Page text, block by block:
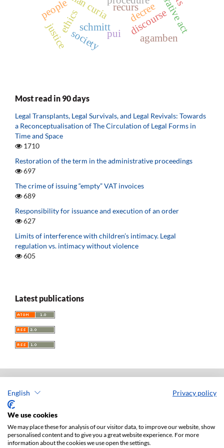
English Privacy policy
We use cookies
We may place these for analysis of our visitor data, to improve our website, show
personalised content and to give you a great website experience. For more
information about the cookies we use open the settings.
ethics discourse
recursdecree
agamben
people
schmitt
pui
justicesociety
Most read in 90 days
Legal Transplants, Legal Survivals, and Legal Revivals: Towards
a Reconceptualisation of The Circulation of Legal Forms in
Time and Space
1710
Restoration of the term in the administrative proceedings
697
The crime of issuing “empty” VAT invoices
689
Responsibility for issuance and execution of an order
627
Limits of interference with children’s intimacy. Legal
regulation vs. intimacy without violence
605
Latest publications
Acta Universitatis Lodziensis. Folia Iuridica
ISSN: 0208-6069
Publisher: Lodz University Press (website)